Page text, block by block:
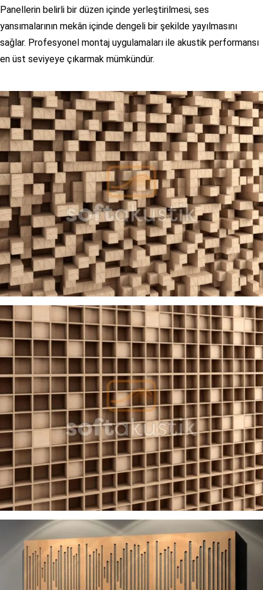
Panellerin belirli bir düzen içinde yerleştirilmesi, ses
yansımalarının mekân içinde dengeli bir şekilde yayılmasını
sağlar. Profesyonel montaj uygulamaları ile akustik performansı
en üst seviyeye çıkarmak mümkündür.